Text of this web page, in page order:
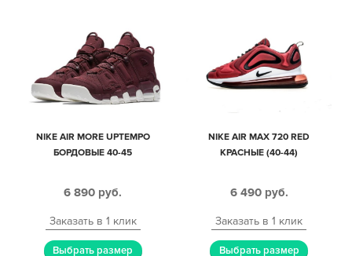
NIKE AIR MORE UPTEMPO
БОРДОВЫЕ 40-45
6 890 руб.
Заказать в 1 клик
Выбрать размер
NIKE AIR MAX 720 RED
КРАСНЫЕ (40-44)
6 490 руб.
Заказать в 1 клик
Выбрать размер